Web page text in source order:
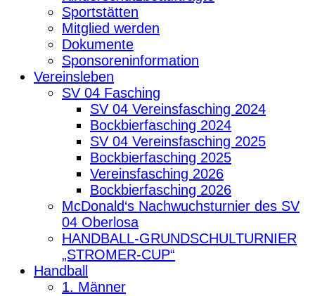
Sportstätten
Mitglied werden
Dokumente
Sponsoreninformation
Vereinsleben
SV 04 Fasching
SV 04 Vereinsfasching 2024
Bockbierfasching 2024
SV 04 Vereinsfasching 2025
Bockbierfasching 2025
Vereinsfasching 2026
Bockbierfasching 2026
McDonald‘s Nachwuchsturnier des SV
04 Oberlosa
HANDBALL-GRUNDSCHULTURNIER
„STROMER-CUP“
Handball
1. Männer